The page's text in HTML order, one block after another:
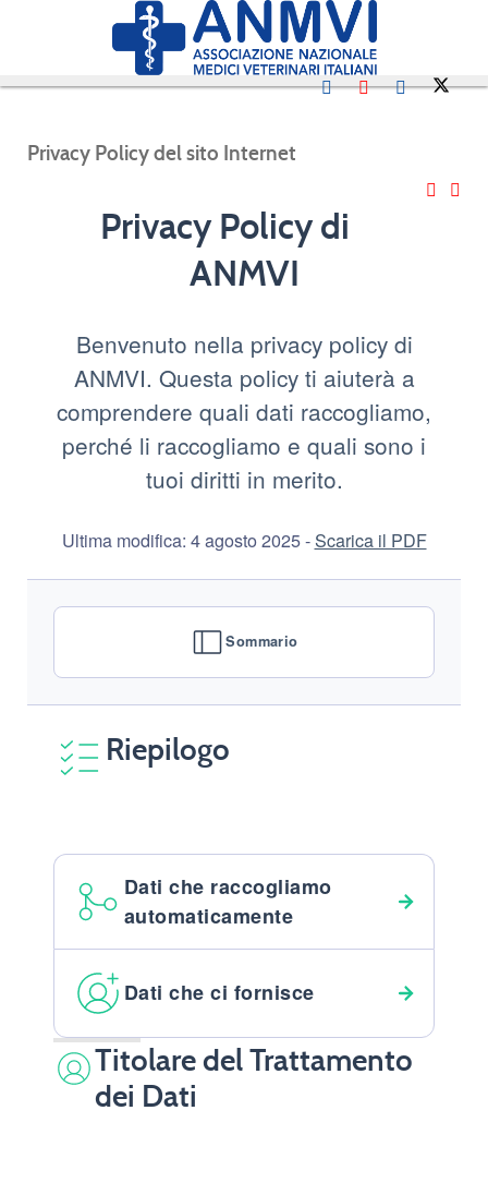
Privacy Policy del sito Internet
Privacy Policy di
ANMVI
Benvenuto nella privacy policy di
ANMVI. Questa policy ti aiuterà a
comprendere quali dati raccogliamo,
perché li raccogliamo e quali sono i
tuoi diritti in merito.
Ultima modifica: 4 agosto 2025 - Scarica il PDF
Sommario
Riepilogo
Dati che raccogliamo
automaticamente
Dati che ci fornisce
Titolare del Trattamento
dei Dati